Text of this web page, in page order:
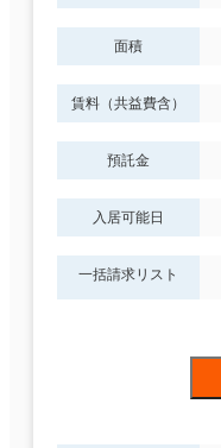
面積
賃料（共益費含）
預託金
入居可能日
一括請求リスト